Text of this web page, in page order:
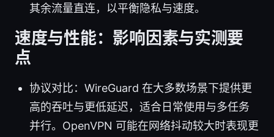
其余流量直连，以平衡隐私与速度。
速度与性能：影响因素与实测要
点
协议对比：WireGuard 在大多数场景下提供更
高的吞吐与更低延迟，适合日常使用与多任务
并行。OpenVPN 可能在网络抖动较大时表现更